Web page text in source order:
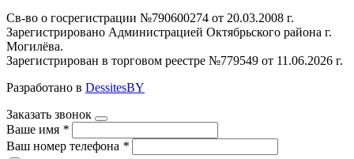
Св-во о госрегистрации №790600274 от 20.03.2008 г.
Зарегистрировано Администрацией Октябрьского района г.
Могилёва.
Зарегистрирован в торговом реестре №779549 от 11.06.2026 г.
Разработано в DessitesBY
Заказать звонок
Ваше имя *
Ваш номер телефона *